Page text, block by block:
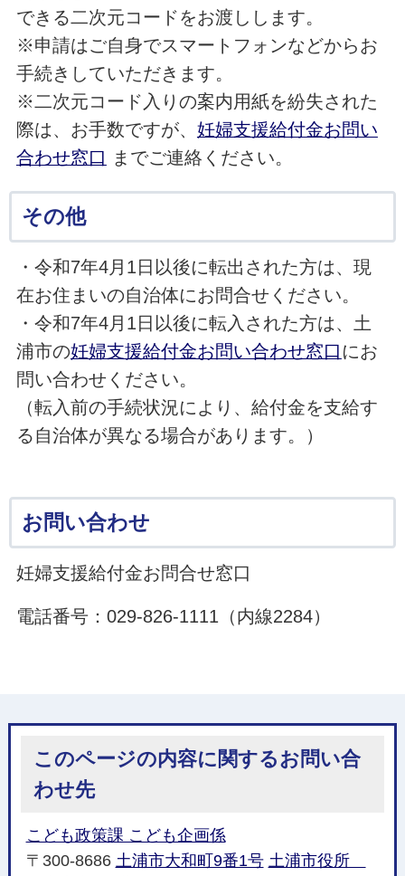
できる二次元コードをお渡しします。
※申請はご自身でスマートフォンなどからお
手続きしていただきます。
※二次元コード入りの案内用紙を紛失された
際は、お手数ですが、 妊婦支援給付金お問い
合わせ窓口 までご連絡ください。
その他
・令和7年4月1日以後に転出された方は、現
在お住まいの自治体にお問合せください。
・令和7年4月1日以後に転入された方は、土
浦市の妊婦支援給付金お問い合わせ窓口 にお
問い合わせください。
（転入前の手続状況により、給付金を支給す
る自治体が異なる場合があります。）
お問い合わせ
妊婦支援給付金お問合せ窓口
電話番号：029-826-1111（内線2284）
このページの内容に関するお問い合
わせ先
こども政策課 こども企画係
〒300-8686 土浦市大和町9番1号 土浦市役所